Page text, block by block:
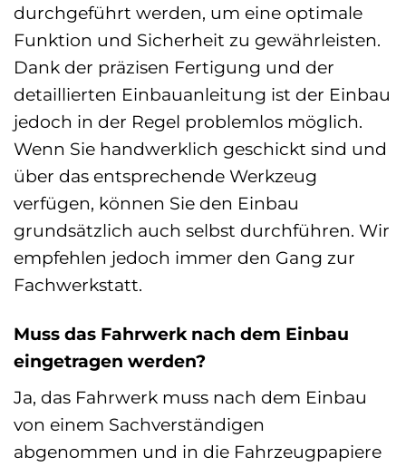
durchgeführt werden, um eine optimale
Funktion und Sicherheit zu gewährleisten.
Dank der präzisen Fertigung und der
detaillierten Einbauanleitung ist der Einbau
jedoch in der Regel problemlos möglich.
Wenn Sie handwerklich geschickt sind und
über das entsprechende Werkzeug
verfügen, können Sie den Einbau
grundsätzlich auch selbst durchführen. Wir
empfehlen jedoch immer den Gang zur
Fachwerkstatt.
Muss das Fahrwerk nach dem Einbau
eingetragen werden?
Ja, das Fahrwerk muss nach dem Einbau
von einem Sachverständigen
abgenommen und in die Fahrzeugpapiere